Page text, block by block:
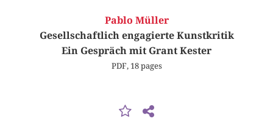
Pablo Müller
Gesellschaftlich engagierte Kunstkritik
Ein Gespräch mit Grant Kester
PDF, 18 pages